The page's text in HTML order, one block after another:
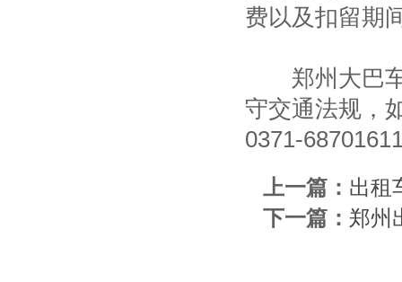
费以及扣留期
郑州大巴车
守交通法规，
0371-
上一篇： 出租
下一篇： 郑州